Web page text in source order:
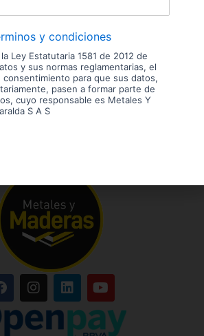
y condiciones
Ley Estatutaria 1581 de 2012 de
y sus normas reglamentarias, el
para que sus datos,
pasen a formar parte de
cuyo responsable es Metales Y
S A S